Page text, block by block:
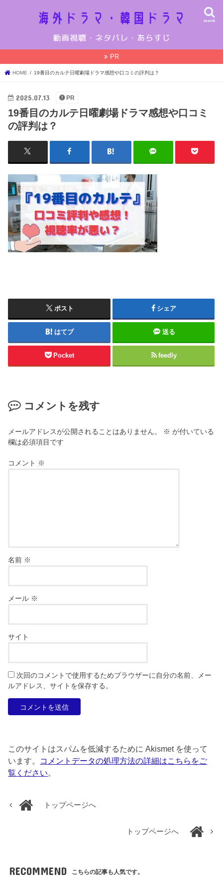
search
PR
HOME 19番目のカルテ日曜劇場ドラマ感想や口コミの評判は？
2025.07.13 PR
19番目のカルテ日曜劇場ドラマ感想や口コミ
の評判は？
ポスト シェア
はてブ 送る
Pocket feedly
コメントを残す
メールアドレスが公開されることはありません。 ※ が付いている
欄は必須項目です
コメント ※
名前 ※
メール ※
サイト
次回のコメントで使用するためブラウザーに自分の名前、メー
ルアドレス、サイトを保存する。
このサイトはスパムを低減するために Akismet を使って
います。 コメントデータの処理方法の詳細はこちらをご
覧ください。
トップページへ
トップページへ
RECOMMEND こちらの記事も人気です。